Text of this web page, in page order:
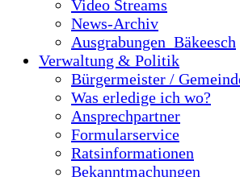
Video Streams
News-Archiv
Ausgrabungen_Bäkeesch
Verwaltung & Politik
Bürgermeister /
Was erledige ich wo?
Ansprechpartner
Formularservice
Ratsinformationen
Bekanntmachungen